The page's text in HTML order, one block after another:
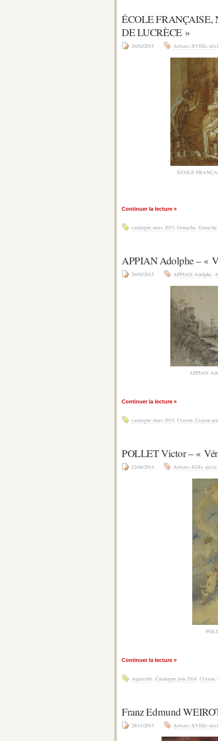
ÉCOLE
DE LUCRÈCE »
26/02/2015 Artistes XVIIIe
ÉCOLE
Continuer la lecture »
catalogue mars 2015, Gouache,
APPIAN Adolphe – «
26/02/2015 APPIAN Adolphe,
APPIAN
Continuer la lecture »
catalogue mars 2015, Crayon, Crayon
POLLET Victor – «
23/06/2014 Artistes XIXe siècle
Continuer la lecture »
Aquarelle, Catalogue juin 2014, Crayon,
Franz Edmund
28/11/2013 Artistes XVIIIe